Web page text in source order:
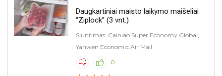
Kūdikių priežiūra
Laisvalaikio ir sporto prekės
Langų valytuvai
Lauko šviestuvai
Daugkartiniai maisto laikymo maišeliai
“Ziplock” (3 vnt.)
Siuntimas: Cainiao Super Economy Global,
Yanwen Economic Air Mail
0